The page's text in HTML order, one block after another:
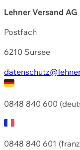
Lehner Versand AG
Postfach
6210 Sursee
0848 840 600
0848 840 601